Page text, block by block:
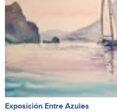
Exposición Entre Azules